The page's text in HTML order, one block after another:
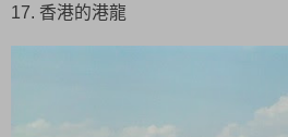
17. 香港的港龍